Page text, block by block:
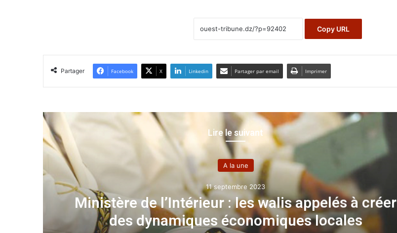
Copy URL
Partager Facebook X Linkedin Partager par email Imprimer
Lire le suivant
A la une
11 septembre 2023
Ministère de l’Intérieur : les walis appelés à créer
des dynamiques économiques locales